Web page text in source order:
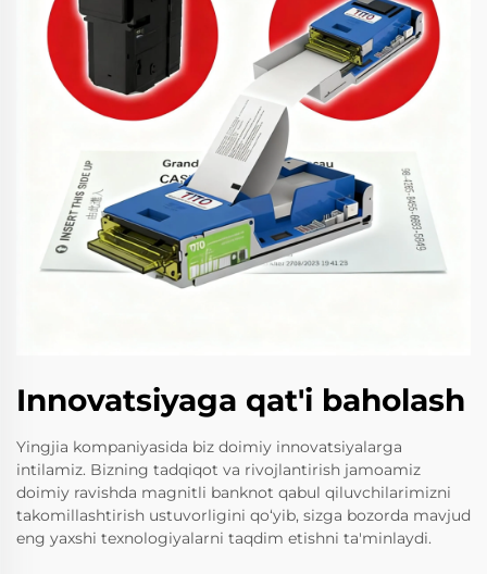
Innovatsiyaga qat'i baholash
Yingjia kompaniyasida biz doimiy innovatsiyalarga
intilamiz. Bizning tadqiqot va rivojlantirish jamoamiz
doimiy ravishda magnitli banknot qabul qiluvchilarimizni
takomillashtirish ustuvorligini qo‘yib, sizga bozorda mavjud
eng yaxshi texnologiyalarni taqdim etishni ta'minlaydi.